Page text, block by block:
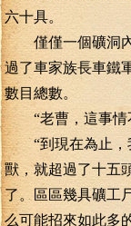
六十具。
僅僅一個礦洞內
過了車家族長車鐵
數目總數。
“老曹，這事情
“到現在為止，
獸，就超過了十五
了。區區幾具礦工
么可能招來如此多